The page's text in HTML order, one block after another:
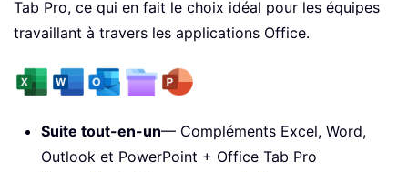
Tab Pro, ce qui en fait le choix idéal pour les équipes
travaillant à travers les applications Office.
Suite tout-en-un— Compléments Excel, Word,
Outlook et PowerPoint + Office Tab Pro